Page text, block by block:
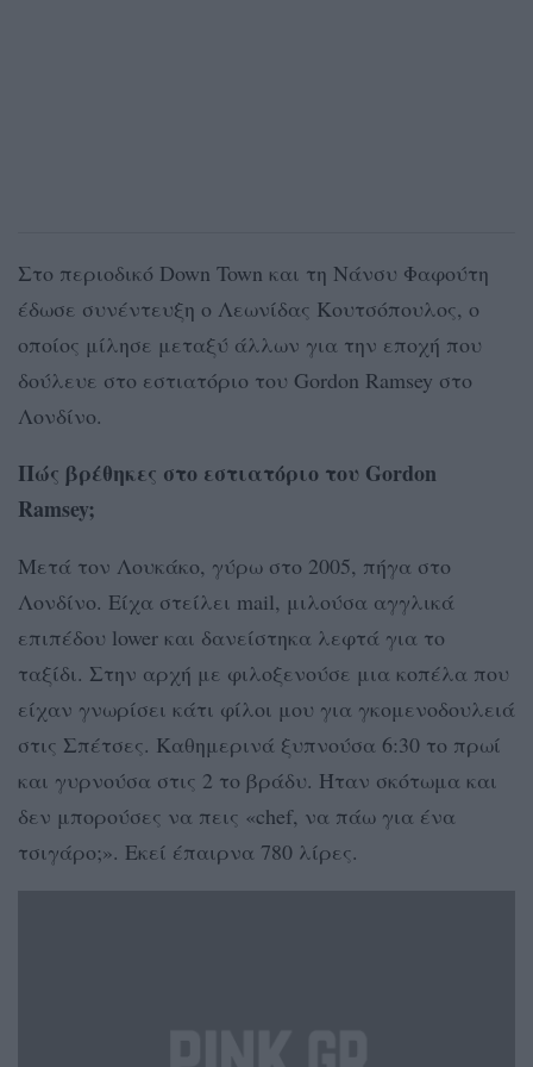
Στο περιοδικό Down Town και τη Νάνσυ Φαφούτη
έδωσε συνέντευξη ο Λεωνίδας Κουτσόπουλος, ο
οποίος μίλησε μεταξύ άλλων για την εποχή που
δούλευε στο εστιατόριο του Gordon Ramsey στο
Λονδίνο.
Πώς βρέθηκες στο εστιατόριο του Gordon
Ramsey;
Μετά τον Λουκάκο, γύρω στο 2005, πήγα στο
Λονδίνο. Είχα στείλει mail, μιλούσα αγγλικά
επιπέδου lower και δανείστηκα λεφτά για το
ταξίδι. Στην αρχή με φιλοξενούσε μια κοπέλα που
είχαν γνωρίσει κάτι φίλοι μου για γκομενοδουλειά
στις Σπέτσες. Καθημερινά ξυπνούσα 6:30 το πρωί
και γυρνούσα στις 2 το βράδυ. Ήταν σκότωμα και
δεν μπορούσες να πεις «chef, να πάω για ένα
τσιγάρο;». Εκεί έπαιρνα 780 λίρες.